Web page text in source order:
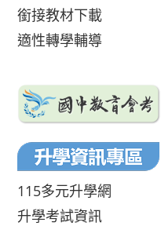
銜接教材下載
適性轉學輔導
115多元升學網
升學考試資訊